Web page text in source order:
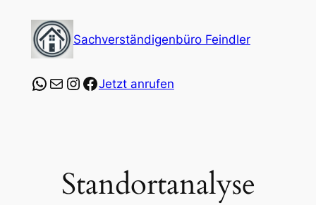
Inhalt
springen
Sachverständigenbüro Feindler
https://wa.me/
E-MailInstagram
Facebook
Jetzt anrufen
Standortanalyse